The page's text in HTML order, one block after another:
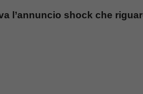
l’annuncio shock che